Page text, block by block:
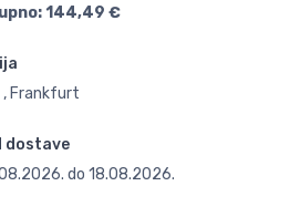
144,49 €
, Frankfurt
dostave
do 18.08.2026.